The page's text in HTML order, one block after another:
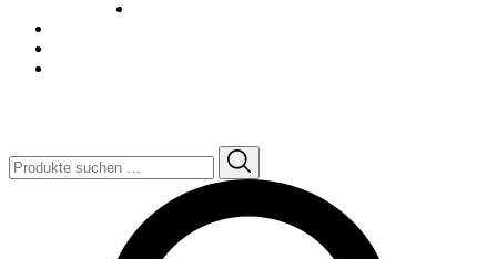
Suchen
nach: